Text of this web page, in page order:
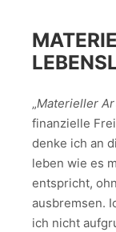
„Materieller
finanzielle
denke ich an
leben wie es
entspricht,
ausbremsen.
ich nicht